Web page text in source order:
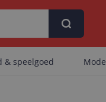
& speelgoed Mode